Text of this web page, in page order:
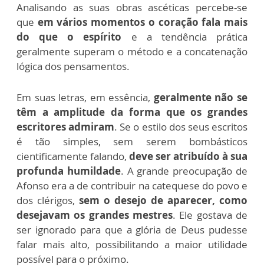
Analisando as suas obras ascéticas percebe-se
que em vários momentos o coração fala mais
do que o espírito e a tendência prática
geralmente superam o método e a concatenação
lógica dos pensamentos.
Em suas letras, em essência, geralmente não se
têm a amplitude da forma que os grandes
escritores admiram. Se o estilo dos seus escritos
é tão simples, sem serem bombásticos
cientificamente falando, deve ser atribuído à sua
profunda humildade. A grande preocupação de
Afonso era a de contribuir na catequese do povo e
dos clérigos, sem o desejo de aparecer, como
desejavam os grandes mestres. Ele gostava de
ser ignorado para que a glória de Deus pudesse
falar mais alto, possibilitando a maior utilidade
possível para o próximo.